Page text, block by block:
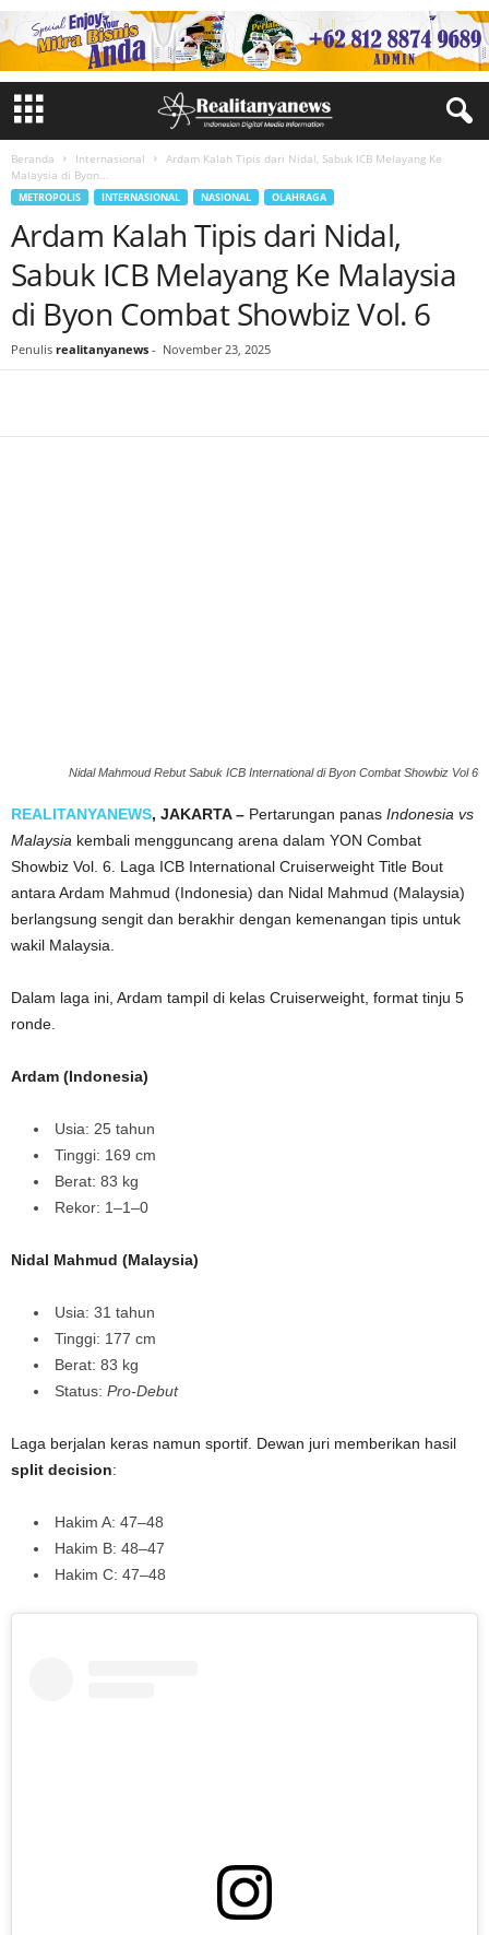
Beranda Internasional
Ardam Kalah Tipis dari Nidal, Sabuk ICB Melayang Ke
Malaysia di Byon...
METROPOLIS INTERNASIONAL NASIONAL OLAHRAGA
Ardam Kalah Tipis dari Nidal,
Sabuk ICB Melayang Ke Malaysia
di Byon Combat Showbiz Vol. 6
Penulis realitanyanews - November 23, 2025
Nidal Mahmoud Rebut Sabuk ICB International di Byon Combat Showbiz Vol 6
REALITANYANEWS, JAKARTA – Pertarungan panas Indonesia vs
Malaysia kembali mengguncang arena dalam YON Combat
Showbiz Vol. 6. Laga ICB International Cruiserweight Title Bout
antara Ardam Mahmud (Indonesia) dan Nidal Mahmud (Malaysia)
berlangsung sengit dan berakhir dengan kemenangan tipis untuk
wakil Malaysia.
Dalam laga ini, Ardam tampil di kelas Cruiserweight, format tinju 5
ronde.
Ardam (Indonesia)
Usia: 25 tahun
Tinggi: 169 cm
Berat: 83 kg
Rekor: 1–1–0
Nidal Mahmud (Malaysia)
Usia: 31 tahun
Tinggi: 177 cm
Berat: 83 kg
Status: Pro-Debut
Laga berjalan keras namun sportif. Dewan juri memberikan hasil
split decision:
Hakim A: 47–48
Hakim B: 48–47
Hakim C: 47–48